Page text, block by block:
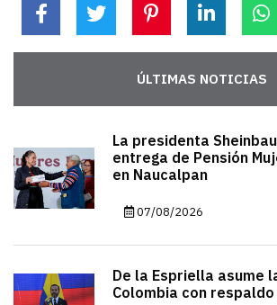
ÚLTIMAS NOTICIAS
La presidenta
entrega de Pensión
en Naucalpan
07/08/2026
De la Espriella asume
Colombia con